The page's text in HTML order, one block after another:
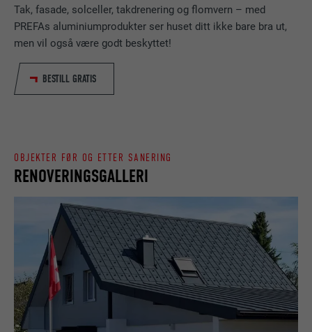
Tak, fasade, solceller, takdrenering og flomvern – med
PREFAs aluminiumprodukter ser huset ditt ikke bare bra ut,
men vil også være godt beskyttet!
BESTILL GRATIS
RENOVERINGSGALLERI
OBJEKTER FØR OG ETTER SANERING
NAVN _gaexp
TILBYDER Google Optimize
FORLØP 90 dager
identifikasjonsegenskaper.
FORLØP Økt
FORMÅL
Lagrer hvilket språk brukeren har valgt for
nettstedet.
FORLØP Økt
FORMÅL
Lagt inn av LinkedIn når et nettsted
inneholder et innebygd «Følg oss»-vindu.
NAVN bcookie
TILBYDER LinkedIn
2 år